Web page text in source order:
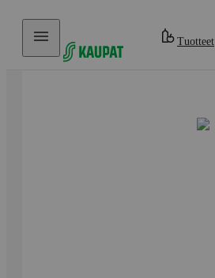
Hyppää sisältöön
Tuotteet